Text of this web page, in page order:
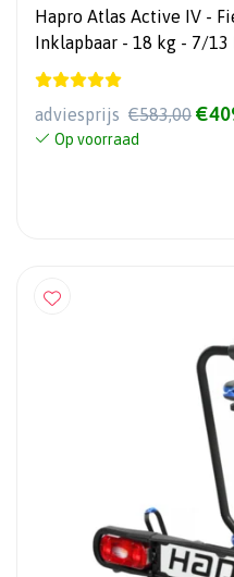
Hapro Atlas Active IV -
Inklapbaar - 18 kg -
adviesprijs €583,00
Op voorraad